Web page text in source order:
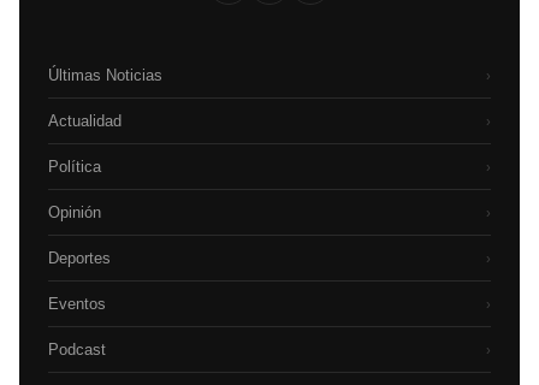
Últimas Noticias ›
Actualidad ›
Política ›
Opinión ›
Deportes ›
Eventos ›
Podcast ›